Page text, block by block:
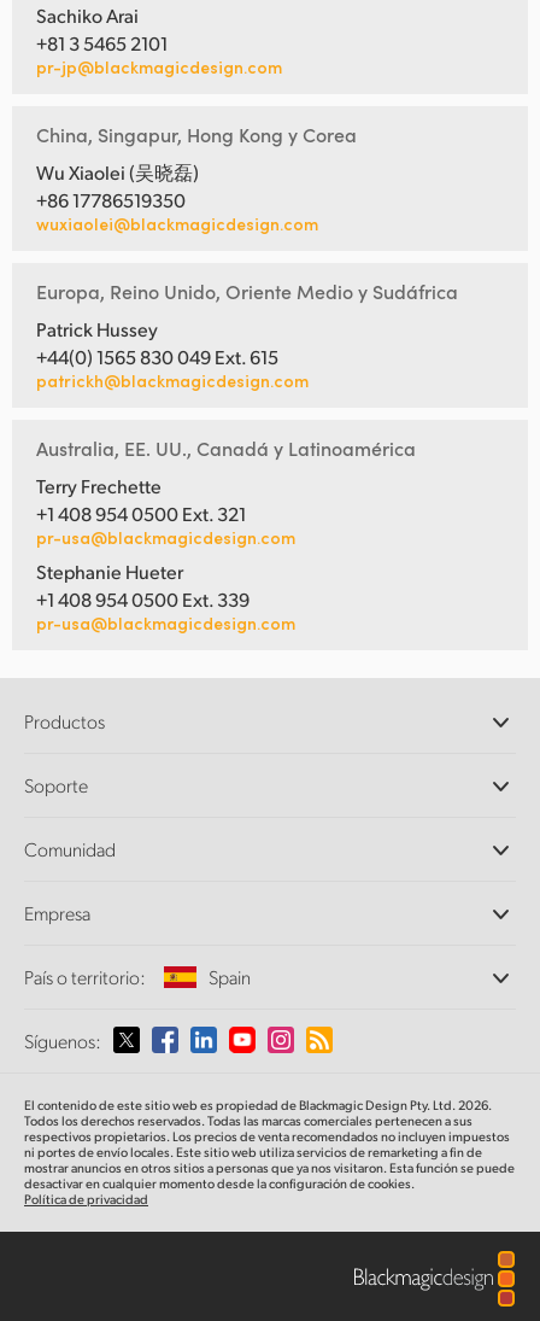
Sachiko Arai
+81 3 5465 2101
pr-jp@blackmagicdesign.com
China, Singapur, Hong Kong y Corea
Wu Xiaolei (吴晓磊)
+86 17786519350
wuxiaolei@blackmagicdesign.com
Europa, Reino Unido, Oriente Medio y Sudáfrica
Patrick Hussey
+44(0) 1565 830 049 Ext. 615
patrickh@blackmagicdesign.com
Australia, EE. UU., Canadá y Latinoamérica
Terry Frechette
+1 408 954 0500 Ext. 321
pr-usa@blackmagicdesign.com
Stephanie Hueter
+1 408 954 0500 Ext. 339
pr-usa@blackmagicdesign.com
Productos
DaVinci Resolve y Fusion
Ultimatte
Captura y reproducción
Conversión de formatos
Supervisión
Almacenamiento en redes
Direccionamiento y distribución
Transmisión y codificación
Soporte
Centro de soporte técnico
Comunidad
Empresa
Perfil empresarial
Medios
País o territorio: Spain
Selecciona un país o territorio
Australia
Austria
Síguenos:
El contenido de este sitio web es propiedad de Blackmagic Design Pty. Ltd. 2026.
Todos los derechos reservados. Todas las marcas comerciales pertenecen a sus
respectivos propietarios. Los precios de venta recomendados no incluyen impuestos
ni portes de envío locales. Este sitio web utiliza servicios de remarketing a fin de
mostrar anuncios en otros sitios a personas que ya nos visitaron. Esta función se puede
desactivar en cualquier momento desde la configuración de cookies.
Política de privacidad